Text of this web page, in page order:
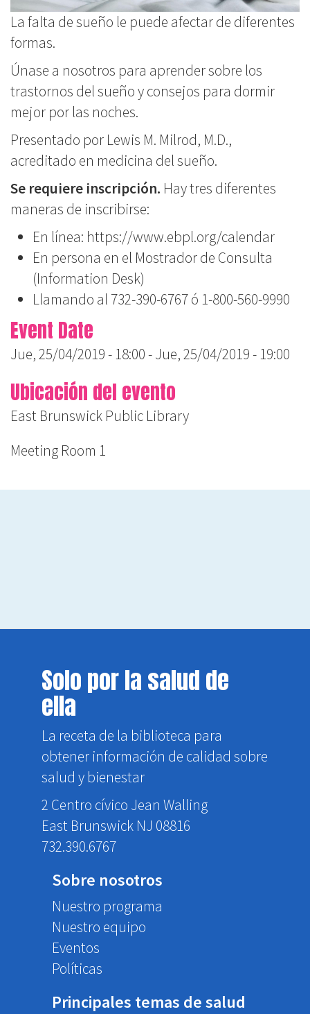
La falta de sueño le puede afectar de diferentes
formas.
Únase a nosotros para aprender sobre los
trastornos del sueño y consejos para dormir
mejor por las noches.
Presentado por Lewis M. Milrod, M.D.,
acreditado en medicina del sueño.
Se requiere inscripción. Hay tres diferentes
maneras de inscribirse:
En línea: https://www.ebpl.org/calendar
En persona en el Mostrador de Consulta
(Information Desk)
Llamando al 732-390-6767ó 1-800-560-9990
Event Date
Jue, 25/04/2019 - 18:00-Jue, 25/04/2019 - 19:00
Ubicación del evento
East Brunswick Public Library
Meeting Room 1
Solo por la salud de
ella
La receta de la biblioteca para
obtener información de calidad sobre
salud y bienestar
2 Centro cívico Jean Walling
East Brunswick NJ 08816
732.390.6767
Sobre nosotros
Nuestro programa
Nuestro equipo
Eventos
Políticas
Principales temas de salud